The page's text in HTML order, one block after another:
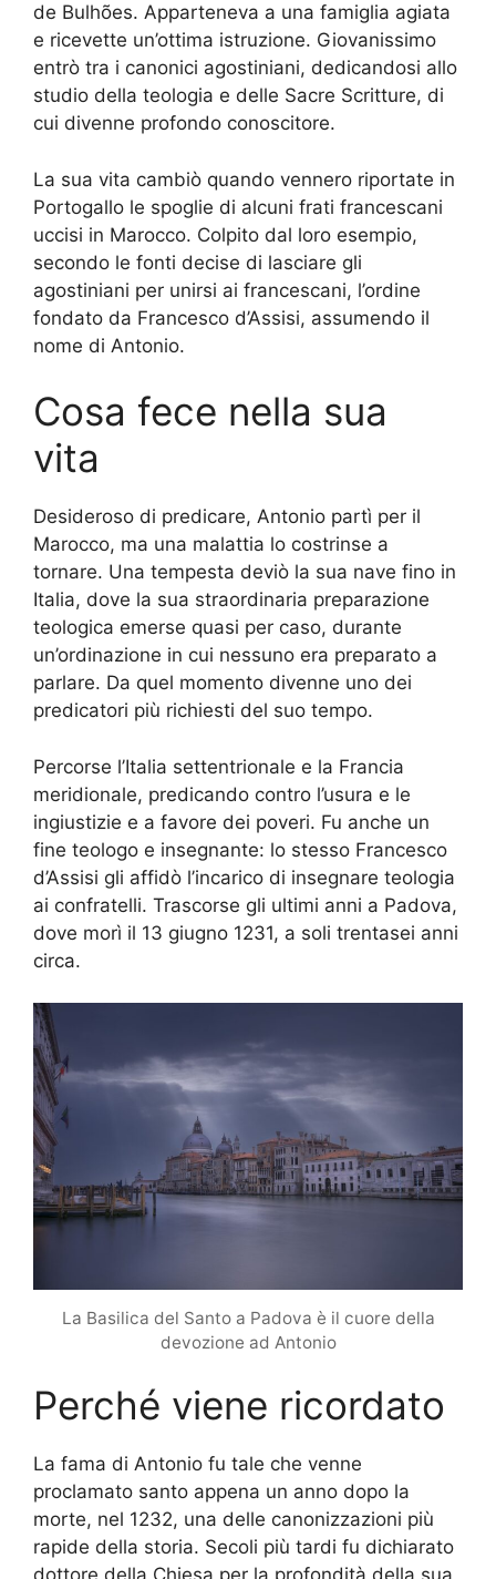
de Bulhões. Apparteneva a una famiglia agiata
e ricevette un’ottima istruzione. Giovanissimo
entrò tra i canonici agostiniani, dedicandosi allo
studio della teologia e delle Sacre Scritture, di
cui divenne profondo conoscitore.
La sua vita cambiò quando vennero riportate in
Portogallo le spoglie di alcuni frati francescani
uccisi in Marocco. Colpito dal loro esempio,
secondo le fonti decise di lasciare gli
agostiniani per unirsi ai francescani, l’ordine
fondato da Francesco d’Assisi, assumendo il
nome di Antonio.
Cosa fece nella sua
vita
Desideroso di predicare, Antonio partì per il
Marocco, ma una malattia lo costrinse a
tornare. Una tempesta deviò la sua nave fino in
Italia, dove la sua straordinaria preparazione
teologica emerse quasi per caso, durante
un’ordinazione in cui nessuno era preparato a
parlare. Da quel momento divenne uno dei
predicatori più richiesti del suo tempo.
Percorse l’Italia settentrionale e la Francia
meridionale, predicando contro l’usura e le
ingiustizie e a favore dei poveri. Fu anche un
fine teologo e insegnante: lo stesso Francesco
d’Assisi gli affidò l’incarico di insegnare teologia
ai confratelli. Trascorse gli ultimi anni a Padova,
dove morì il 13 giugno 1231, a soli trentasei anni
circa.
La Basilica del Santo a Padova è il cuore della
devozione ad Antonio
Perché viene ricordato
La fama di Antonio fu tale che venne
proclamato santo appena un anno dopo la
morte, nel 1232, una delle canonizzazioni più
rapide della storia. Secoli più tardi fu dichiarato
dottore della Chiesa per la profondità della sua